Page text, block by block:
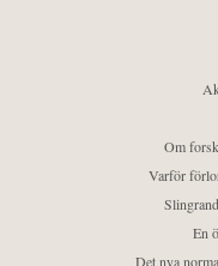
Om
Varför
En
Det nya